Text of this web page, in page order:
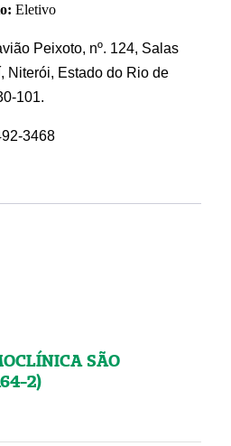
Eletivo
Peixoto, nº. 124, Salas
Niterói, Estado do Rio de
101.
3468
SÃO
2)